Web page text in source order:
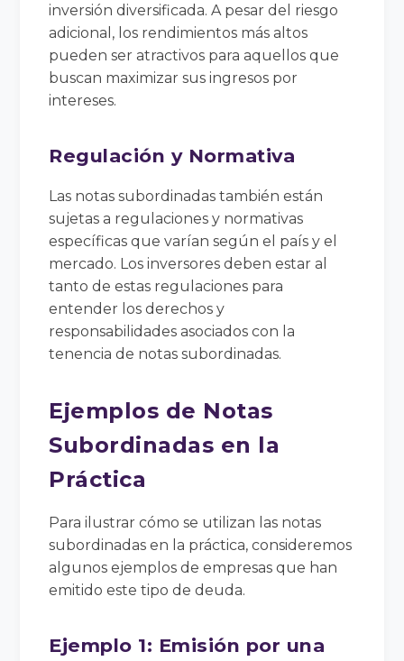
inversión diversificada. A pesar del riesgo
adicional, los rendimientos más altos
pueden ser atractivos para aquellos que
buscan maximizar sus ingresos por
intereses.
Regulación y Normativa
Las notas subordinadas también están
sujetas a regulaciones y normativas
específicas que varían según el país y el
mercado. Los inversores deben estar al
tanto de estas regulaciones para
entender los derechos y
responsabilidades asociados con la
tenencia de notas subordinadas.
Ejemplos de Notas
Subordinadas en la
Práctica
Para ilustrar cómo se utilizan las notas
subordinadas en la práctica, consideremos
algunos ejemplos de empresas que han
emitido este tipo de deuda.
Ejemplo 1: Emisión por una